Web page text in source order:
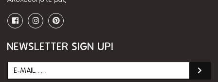
NEWSLETTER SIGN UP!